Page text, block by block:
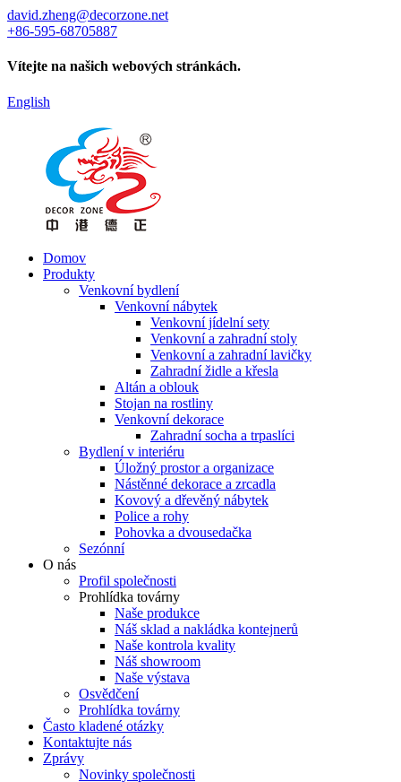
david.zheng@decorzone.net
+86-595-68705887
Vítejte na našich webových stránkách.
English
Domov
Produkty
Venkovní bydlení
Venkovní nábytek
Venkovní jídelní sety
Venkovní a zahradní stoly
Venkovní a zahradní lavičky
Zahradní židle a křesla
Altán a oblouk
Stojan na rostliny
Venkovní dekorace
Zahradní socha a trpaslíci
Bydlení v interiéru
Úložný prostor a organizace
Nástěnné dekorace a zrcadla
Kovový a dřevěný nábytek
Police a rohy
Pohovka a dvousedačka
Sezónní
O nás
Profil společnosti
Prohlídka továrny
Naše produkce
Náš sklad a nakládka kontejnerů
Naše kontrola kvality
Náš showroom
Naše výstava
Osvědčení
Prohlídka továrny
Často kladené otázky
Kontaktujte nás
Zprávy
Novinky společnosti